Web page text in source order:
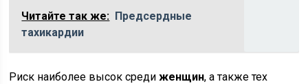
Читайте так же: Предсердные
тахикардии
Риск наиболее высок средиженщин, а также тех